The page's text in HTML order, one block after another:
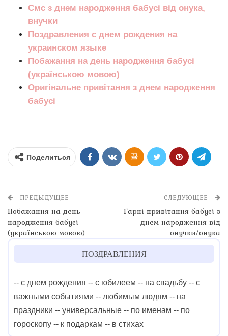
Смс з днем народження бабусі від онука,
внучки
Поздравления с днем рождения на
украинском языке
Побажання на день народження бабусі
(українською мовою)
Оригінальне привітання з днем народження
бабусі
Поделиться
ПРЕДЫДУЩЕЕ
Побажання на день
народження бабусі
(українською мовою)
СЛЕДУЮЩЕЕ
Гарні привітання бабусі з
днем народження від
онучки/онука
ПОЗДРАВЛЕНИЯ
-- с днем рождения -- с юбилеем -- на свадьбу -- с
важными событиями -- любимым людям -- на
праздники -- универсальные -- по именам -- по
гороскопу -- к подаркам -- в стихах